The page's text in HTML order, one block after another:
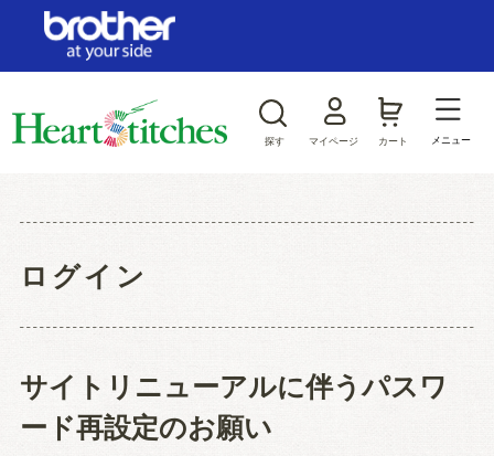
探す マイページ カート メニュー
ログイン
サイトリニューアルに伴うパスワ
ード再設定のお願い
ログイン/新規会員登録